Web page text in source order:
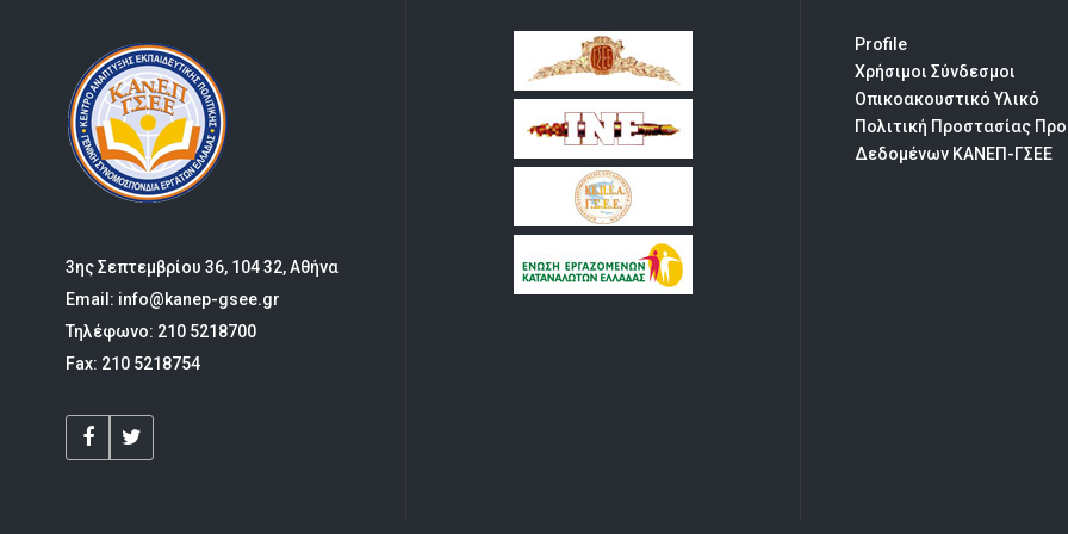
3ης Σεπτεμβρίου 36, 104 32, Αθήνα
Email: info@kanep-gsee.gr
Τηλέφωνο: 210 5218700
Fax: 210 5218754
Profile
Χρήσιμοι Σύνδεσμοι
Οπικοακουστικό Υλικό
Πολιτική Προστασίας
Δεδομένων ΚΑΝΕΠ-ΓΣΕΕ